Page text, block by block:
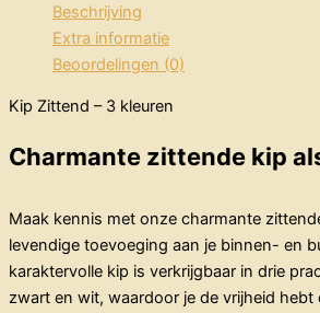
Beschrijving
Extra informatie
Beoordelingen (0)
Kip Zittend – 3 kleuren
Charmante zittende kip
Maak kennis met onze charmante
levendige toevoeging aan je binnen- en
karaktervolle kip is verkrijgbaar in drie
zwart en wit, waardoor je de vrijheid